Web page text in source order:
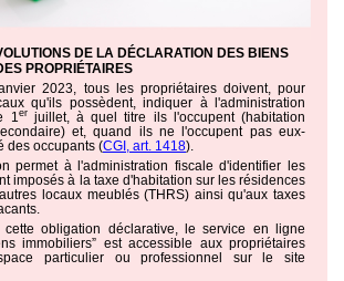
DE LA DÉCLARATION DES BIENS
PROPRIÉTAIRES
2023, tous les propriétaires doivent, pour
qu'ils possèdent, indiquer à l'administration
1er
juillet, à quel titre ils l'occupent (habitation
et, quand ils ne l'occupent pas eux-
des occupants (CGI, art. 1418).
permet à l'administration fiscale d'identifier les
imposés à la taxe d'habitation sur les résidences
locaux meublés (THRS) ainsi qu'aux taxes
cette obligation déclarative, le service en ligne
immobiliers” est accessible aux propriétaires
particulier ou professionnel sur le site